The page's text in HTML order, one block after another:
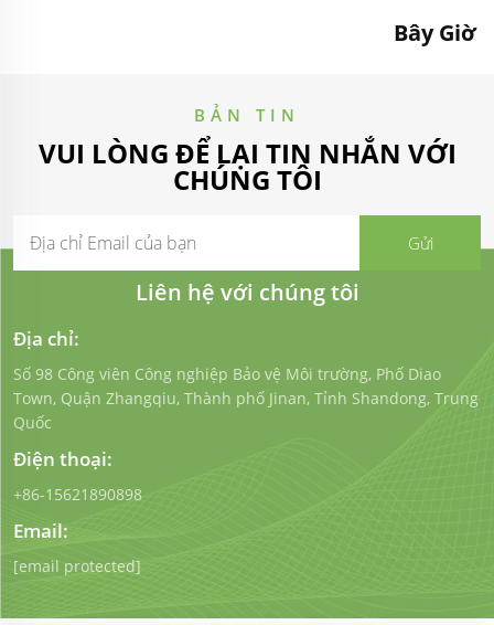
Bây Giờ
BẢN TIN
VUI LÒNG ĐỂ LẠI TIN NHẮN VỚI
CHÚNG TÔI
Liên hệ với chúng tôi
Địa chỉ:
Số 98 Công viên Công nghiệp Bảo vệ Môi trường, Phố Diao
Town, Quận Zhangqiu, Thành phố Jinan, Tỉnh Shandong, Trung
Quốc
Điện thoại:
+86-15621890898
Email:
[email protected]